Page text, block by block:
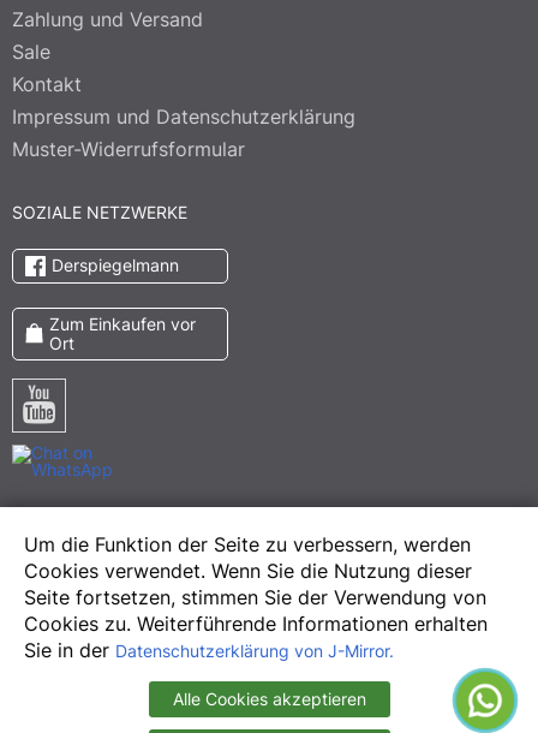
Um die Funktion der Seite zu verbessern, werden
Cookies verwendet. Wenn Sie die Nutzung dieser
Seite fortsetzen, stimmen Sie der Verwendung von
Cookies zu. Weiterführende Informationen erhalten
Sie in der Datenschutzerklärung von J-Mirror.
Alle Cookies akzeptieren
Zahlung und Versand
Sale
Kontakt
Impressum und Datenschutzerklärung
Muster-Widerrufsformular
SOZIALE NETZWERKE
Derspiegelmann
Zum Einkaufen vor
Ort
Pinterest
Meta
Instagram
Copyright © 2013-2026 Juergen Mirrors. All Rights Reserved